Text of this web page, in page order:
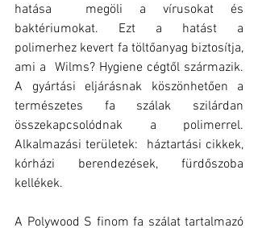
hatása  megöli a vírusokat és
baktériumokat. Ezt a hatást a
polimerhez kevert fa töltőanyag biztosítja,
ami a  Wilms? Hygiene cégtől származik.
A gyártási eljárásnak köszönhetően a
természetes fa szálak szilárdan
összekapcsolódnak a polimerrel.
Alkalmazási területek:  háztartási cikkek,
kórházi berendezések, fürdőszoba
kellékek.
A Polywood S finom fa szálat tartalmazó